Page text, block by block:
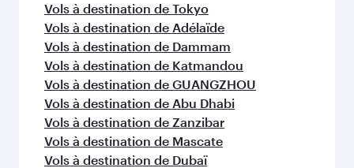
Vols à destination de Tokyo
Vols à destination de Adélaïde
Vols à destination de Dammam
Vols à destination de Katmandou
Vols à destination de GUANGZHOU
Vols à destination de Abu Dhabi
Vols à destination de Zanzibar
Vols à destination de Mascate
Vols à destination de Dubaï